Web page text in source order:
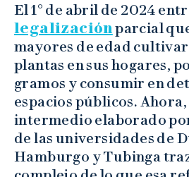
El 1° de abril de 2024
legalizaciónparcial
mayores de edad
plantas en sus hogares,
gramos y consumir en
espacios públicos.
intermedio elaborado
de las universidades de
Hamburgo y Tubinga